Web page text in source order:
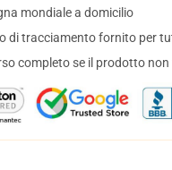
mondiale a domicilio
di tracciamento fornito per
completo se il prodotto